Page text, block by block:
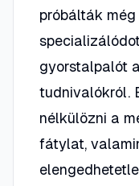
próbálták
gyorstalpalót
tudnivalókról.
nélkülözni a
fátylat,